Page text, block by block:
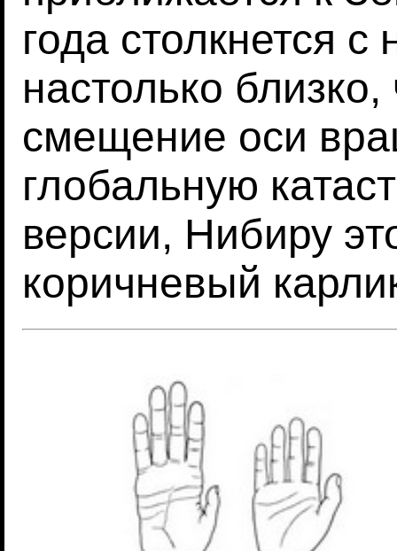
года столкнется
настолько
смещение оси
глобальную
версии, Нибиру
коричневый